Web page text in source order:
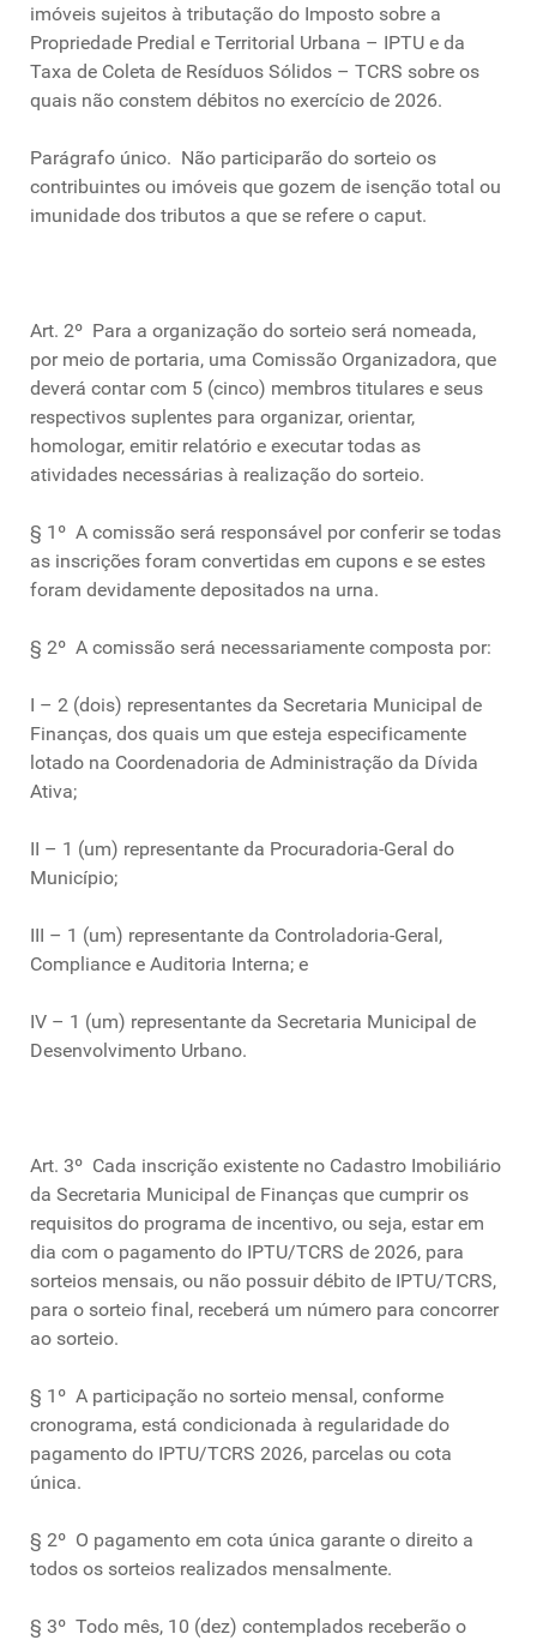
imóveis sujeitos à tributação do Imposto sobre a
Propriedade Predial e Territorial Urbana – IPTU e da
Taxa de Coleta de Resíduos Sólidos – TCRS sobre os
quais não constem débitos no exercício de 2026.
Parágrafo único. Não participarão do sorteio os
contribuintes ou imóveis que gozem de isenção total ou
imunidade dos tributos a que se refere o caput.
Art. 2º Para a organização do sorteio será nomeada,
por meio de portaria, uma Comissão Organizadora, que
deverá contar com 5 (cinco) membros titulares e seus
respectivos suplentes para organizar, orientar,
homologar, emitir relatório e executar todas as
atividades necessárias à realização do sorteio.
§ 1º A comissão será responsável por conferir se todas
as inscrições foram convertidas em cupons e se estes
foram devidamente depositados na urna.
§ 2º A comissão será necessariamente composta por:
I – 2 (dois) representantes da Secretaria Municipal de
Finanças, dos quais um que esteja especificamente
lotado na Coordenadoria de Administração da Dívida
Ativa;
II – 1 (um) representante da Procuradoria-Geral do
Município;
III – 1 (um) representante da Controladoria-Geral,
Compliance e Auditoria Interna; e
IV – 1 (um) representante da Secretaria Municipal de
Desenvolvimento Urbano.
Art. 3º Cada inscrição existente no Cadastro Imobiliário
da Secretaria Municipal de Finanças que cumprir os
requisitos do programa de incentivo, ou seja, estar em
dia com o pagamento do IPTU/TCRS de 2026, para
sorteios mensais, ou não possuir débito de IPTU/TCRS,
para o sorteio final, receberá um número para concorrer
ao sorteio.
§ 1º A participação no sorteio mensal, conforme
cronograma, está condicionada à regularidade do
pagamento do IPTU/TCRS 2026, parcelas ou cota
única.
§ 2º O pagamento em cota única garante o direito a
todos os sorteios realizados mensalmente.
§ 3º Todo mês, 10 (dez) contemplados receberão o